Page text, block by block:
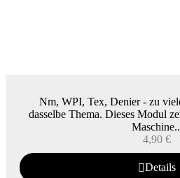
Nm, WPI, Tex, Denier - zu
dasselbe Thema. Dieses Modul
4,90 €
Details